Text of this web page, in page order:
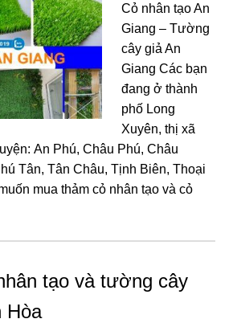
Cỏ nhân tạo An
Giang – Tường
cây giả An
Giang Các bạn
đang ở thành
phố Long
Xuyên, thị xã
An Phú, Châu Phú, Châu
Tân, Tân Châu, Tịnh Biên, Thoại
mua thảm cỏ nhân tạo và cỏ
tạo và tường cây
Hòa